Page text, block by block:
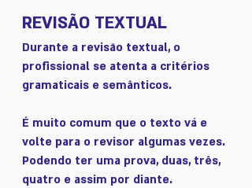
REVISÃO TEXTUAL
Durante a revisão textual, o
profissional se atenta a critérios
gramaticais e semânticos.
É muito comum que o texto vá e
volte para o revisor algumas vezes.
Podendo ter uma prova, duas, três,
quatro e assim por diante.